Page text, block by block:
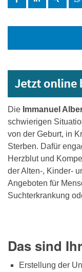
Die Immanuel
schwierigen
von der Geburt, in
Sterben. Dafür
Herzblut und
der Alten-, Kinder-
Angeboten für
Suchterkrankung
Das sind
Erstellung der